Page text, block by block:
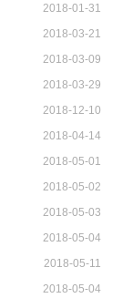
2018-01-31
2018-03-21
2018-03-09
2018-03-29
2018-12-10
2018-04-14
2018-05-01
2018-05-02
2018-05-03
2018-05-04
2018-05-11
2018-05-04